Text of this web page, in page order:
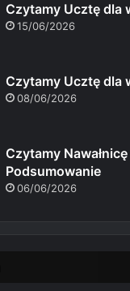
Czytamy Ucztę dla
15/06/2026
Czytamy Ucztę dla
08/06/2026
Czytamy
Podsumowanie
06/06/2026